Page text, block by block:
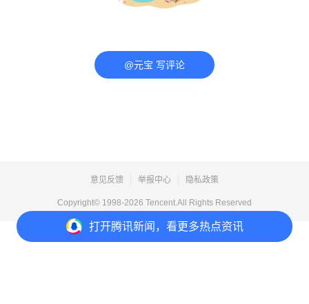
打开腾讯新闻，看更多热点资讯
@元宝 写评论
意见反馈 举报中心 隐私政策
Copyright© 1998-2026 Tencent.All Rights Reserved